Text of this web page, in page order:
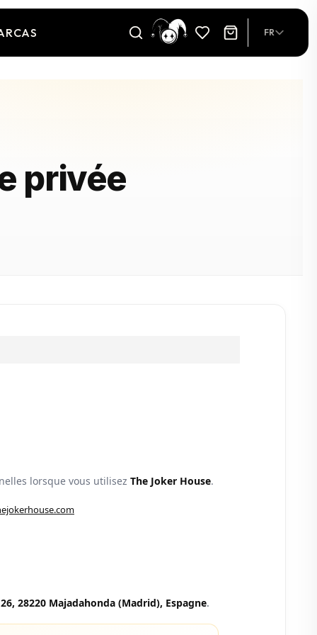
FR
privée
lorsque vous utilisez The Joker House.
28220 Majadahonda (Madrid), Espagne.